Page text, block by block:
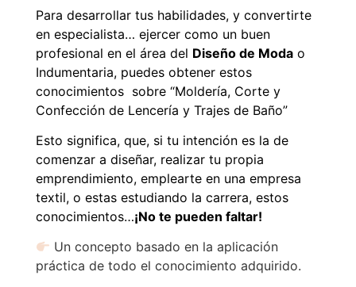
Para desarrollar tus habilidades, y convertirte
en especialista… ejercer como un buen
profesional en el área del Diseño de Moda o
Indumentaria, puedes obtener estos
conocimientos sobre “Moldería, Corte y
Confección de Lencería y Trajes de Baño”
Esto significa, que, si tu intención es la de
comenzar a diseñar, realizar tu propia
emprendimiento, emplearte en una empresa
textil, o estas estudiando la carrera, estos
conocimientos…¡No te pueden faltar!
Un concepto basado en la aplicación
práctica de todo el conocimiento adquirido.